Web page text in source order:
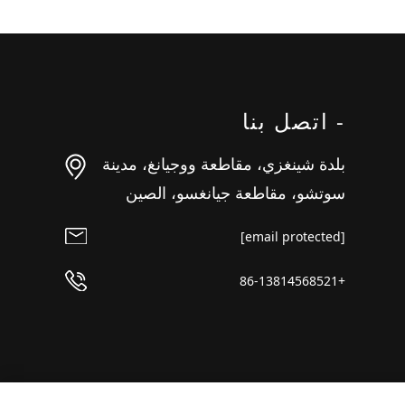
- اتصل بنا
بلدة شينغزي، مقاطعة ووجيانغ، مدينة
سوتشو، مقاطعة جيانغسو، الصين
[email protected]
+86-13814568521